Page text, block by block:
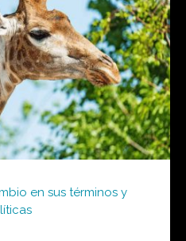
en sus términos y